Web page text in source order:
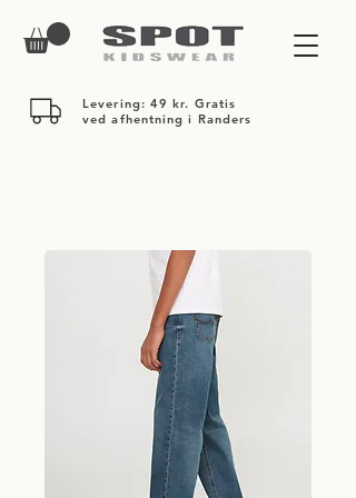
Levering: 49 kr. Gratis
ved afhentning i Randers